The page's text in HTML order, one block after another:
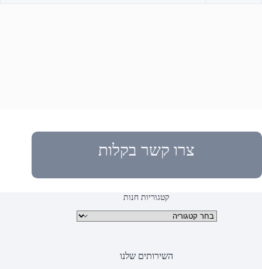
צרו קשר בקלות
קטגוריות חנות
קטגוריות מוצרים
השירותים שלנו